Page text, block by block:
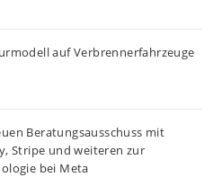
auf Verbrennerfahrzeuge
Beratungsausschuss mit
Stripe und weiteren zur
bei Meta